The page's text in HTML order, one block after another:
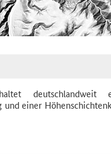
deutschlandweit
einer